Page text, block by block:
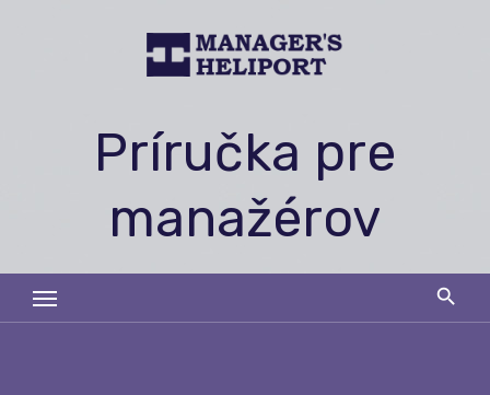
Príručka pre
manažérov